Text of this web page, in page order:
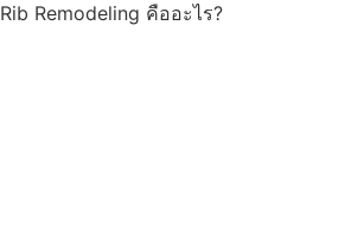
Rib Remodeling คืออะไร?